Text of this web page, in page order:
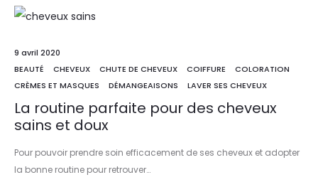
9 avril 2020
BEAUTÉ
CHEVEUX CHUTE DE CHEVEUX COIFFURE
COLORATION
CRÈMES ET MASQUES
DÉMANGEAISONS LAVER SES CHEVEUX
La routine parfaite pour des cheveux
sains et doux
Pour pouvoir prendre soin efficacement de ses cheveux et adopter
la bonne routine pour retrouver…